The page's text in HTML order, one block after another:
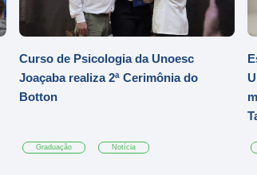
Curso de Psicologia da Unoesc
Joaçaba realiza 2ª Cerimônia do
Botton
Graduação Notícia